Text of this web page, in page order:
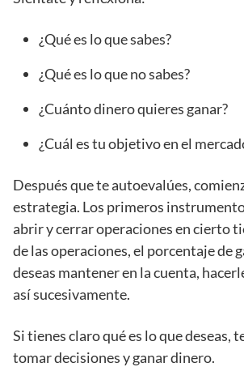
¿Qué es lo que sabes?
¿Qué es lo que no sabes?
¿Cuánto dinero quieres ganar?
¿Cuál es tu objetivo en el
Después que te autoevalúes,
estrategia. Los primeros
abrir y cerrar operaciones en cierto
de las operaciones, el porcentaje de
deseas mantener en la cuenta,
así sucesivamente.
Si tienes claro qué es lo que deseas,
tomar decisiones y ganar dinero.